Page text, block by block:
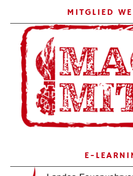
MITGLIED
E-